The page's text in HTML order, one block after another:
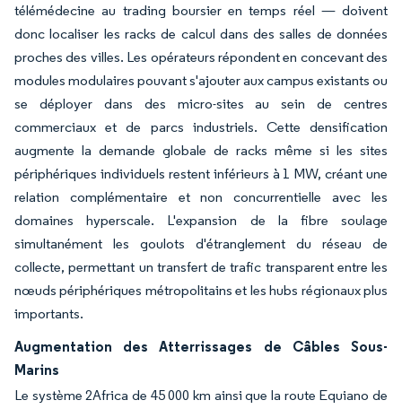
télémédecine au trading boursier en temps réel — doivent
donc localiser les racks de calcul dans des salles de données
proches des villes. Les opérateurs répondent en concevant des
modules modulaires pouvant s'ajouter aux campus existants ou
se déployer dans des micro-sites au sein de centres
commerciaux et de parcs industriels. Cette densification
augmente la demande globale de racks même si les sites
périphériques individuels restent inférieurs à 1 MW, créant une
relation complémentaire et non concurrentielle avec les
domaines hyperscale. L'expansion de la fibre soulage
simultanément les goulots d'étranglement du réseau de
collecte, permettant un transfert de trafic transparent entre les
nœuds périphériques métropolitains et les hubs régionaux plus
importants.
Augmentation des Atterrissages de Câbles Sous-
Marins
Le système 2Africa de 45 000 km ainsi que la route Equiano de